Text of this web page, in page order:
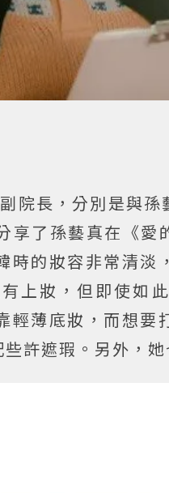
長，分別是與孫
了孫藝真在《愛
時的妝容非常清淡
上妝，但即使如
輕薄底妝，而想要
許遮瑕。另外，